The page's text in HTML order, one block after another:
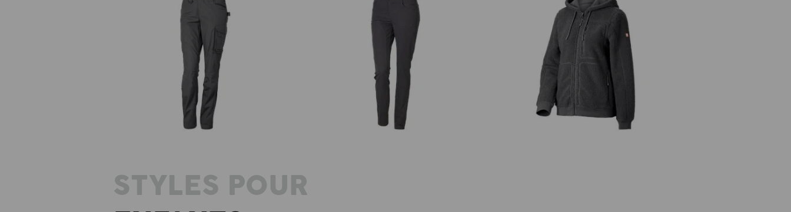
Pantalon à taille élast. e.s.e:pic
ripstop, femmes
Collants Double Front e.s.e:pic, pour
femmes
Veste à capuche fibre polaire e.s.e:pic,
STYLES POUR